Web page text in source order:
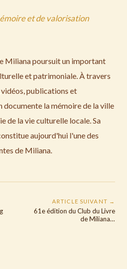
et de valorisation
Miliana poursuit un important
et patrimoniale. À travers
publications et
documente la mémoire de la ville
de la vie culturelle locale. Sa
aujourd'hui l'une des
de Miliana.
ARTICLE SUIVANT →
61e édition du Club du Livre
de Miliana…